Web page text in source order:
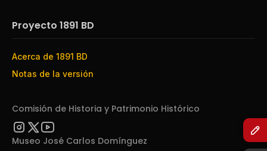
Proyecto 1891 BD
Acerca de 1891 BD
Notas de la versión
Comisión de Historia y Patrimonio Histórico
Museo José Carlos Domínguez